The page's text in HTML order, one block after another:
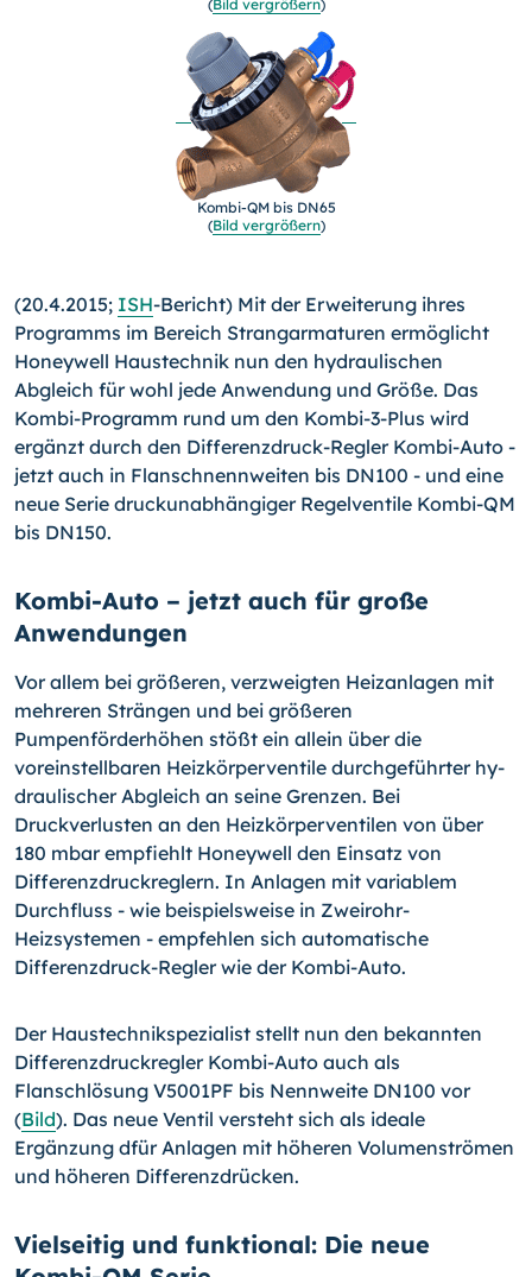
(Bild vergrößern)
Kombi-QM bis DN65
(Bild vergrößern)
(20.4.2015; ISH-Bericht) Mit der Erweiterung ihres
Programms im Bereich Strangarmaturen ermöglicht
Honeywell Haustechnik nun den hydraulischen
Abgleich für wohl jede Anwendung und Größe. Das
Kombi-Programm rund um den Kombi-3-Plus wird
ergänzt durch den Differenzdruck-Regler Kombi-Auto -
jetzt auch in Flanschnennweiten bis DN100 - und eine
neue Serie druckunabhängiger Regelventile Kombi-QM
bis DN150.
Kombi-Auto – jetzt auch für große
Anwendungen
Vor allem bei größeren, verzweigten Heizanlagen mit
mehreren Strängen und bei größeren
Pumpenförderhöhen stößt ein allein über die
voreinstellbaren Heizkörperventile durchgeführter hy­
draulischer Abgleich an seine Grenzen. Bei
Druckverlusten an den Heizkörperventilen von über
180 mbar empfiehlt Honeywell den Einsatz von
Differenzdruckreglern. In Anlagen mit variab­lem
Durchfluss - wie beispielsweise in Zweirohr-
Heizsystemen - empfehlen sich automatische
Differenzdruck-Regler wie der Kombi-Auto.
Der Haustechnikspezialist stellt nun den bekannten
Differenz­druckregler Kombi-Auto auch als
Flanschlösung V5001PF bis Nennweite DN100 vor
(Bild). Das neue Ventil versteht sich als ideale
Ergänzung dfür Anlagen mit höheren Volumenströmen
und höheren Differenzdrücken.
Vielseitig und funktional: Die neue